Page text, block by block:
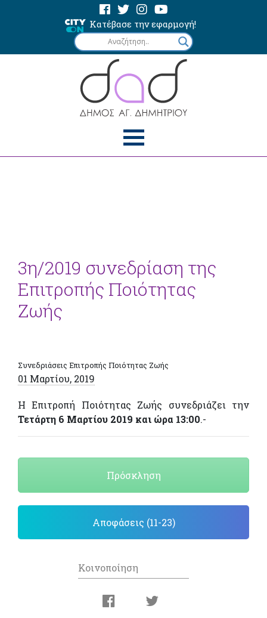
Κατέβασε την εφαρμογή!
3η/2019 συνεδρίαση της
Επιτροπής Ποιότητας
Ζωής
Συνεδριάσεις Επιτροπής Ποιότητας Ζωής
01 Μαρτίου, 2019
Η Επιτροπή Ποιότητας Ζωής συνεδριάζει την
Τετάρτη 6 Μαρτίου 2019 και ώρα 13:00.-
Πρόσκληση
Αποφάσεις (11-23)
Κοινοποίηση